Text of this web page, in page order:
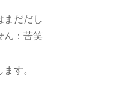
まだだし
ん：苦笑
す。